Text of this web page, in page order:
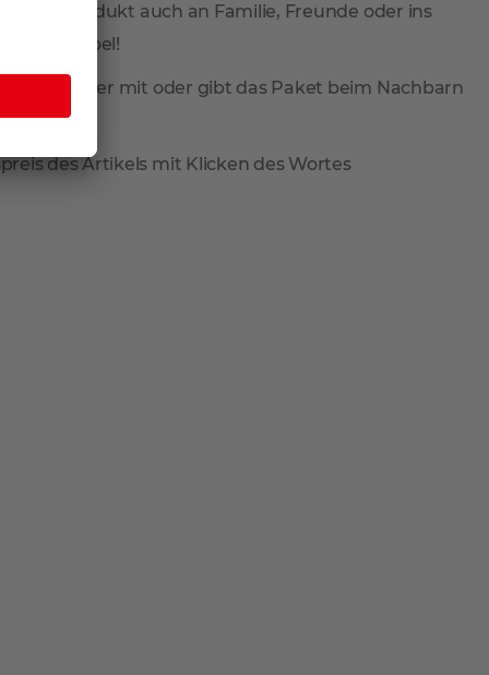
Ihr Produkt auch an Familie, Freunde oder ins
total flexibel!
wieder mit oder gibt das Paket beim Nachbarn
des Artikels mit Klicken des Wortes